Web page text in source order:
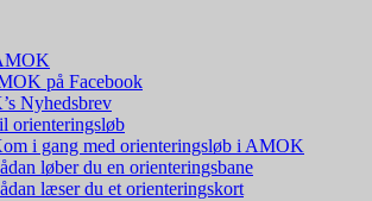
på Facebook
Nyhedsbrev
orienteringsløb
i gang med orienteringsløb i AMOK
løber du en orienteringsbane
læser du et orienteringskort